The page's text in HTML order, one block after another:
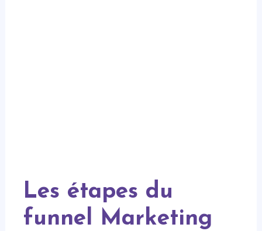
Les étapes du
funnel Marketing